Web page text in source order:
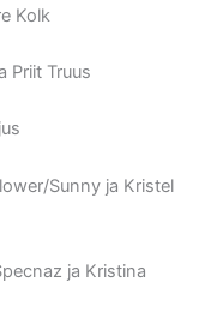
Kolk
Priit Truus
Sunny ja Kristel
ja Kristina